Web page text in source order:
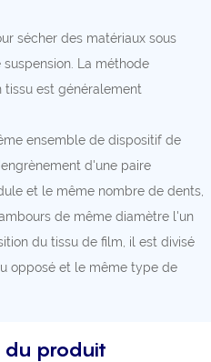
sécher des matériaux sous
La méthode
est généralement
ensemble de dispositif de
d'une paire
et le même nombre de dents,
de même diamètre l'un
du tissu de film, il est divisé
opposé et le même type de
du produit